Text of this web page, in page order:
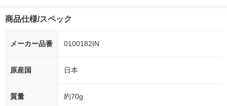
商品仕様/スペック
メーカー品番 0100182IN
原産国 日本
質量 約70g